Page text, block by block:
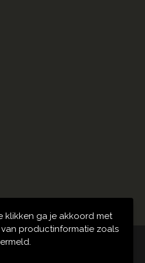
Carmako 2024
klikken ga je akkoord met
productinformatie zoals